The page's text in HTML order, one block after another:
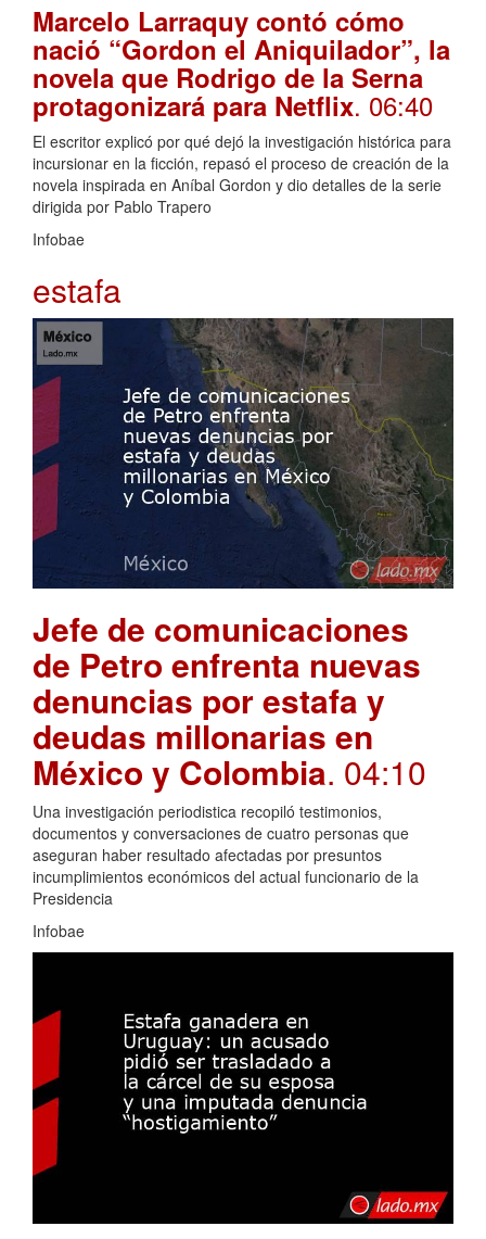
Marcelo Larraquy contó cómo
nació “Gordon el Aniquilador”, la
novela que Rodrigo de la Serna
protagonizará para Netflix. 06:40
El escritor explicó por qué dejó la investigación histórica para
incursionar en la ficción, repasó el proceso de creación de la
novela inspirada en Aníbal Gordon y dio detalles de la serie
dirigida por Pablo Trapero
Infobae
estafa
Jefe de comunicaciones
de Petro enfrenta nuevas
denuncias por estafa y
deudas millonarias en
México y Colombia. 04:10
Una investigación periodistica recopiló testimonios,
documentos y conversaciones de cuatro personas que
aseguran haber resultado afectadas por presuntos
incumplimientos económicos del actual funcionario de la
Presidencia
Infobae